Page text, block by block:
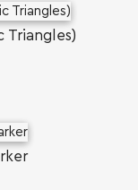
Triangles)